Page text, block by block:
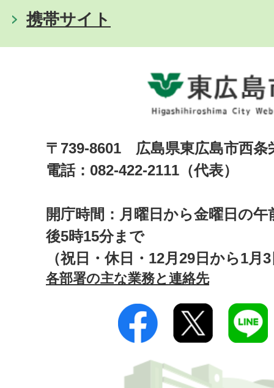
携帯サイト
〒739-8601 広島県東広島市西
電話：082-422-2111（代表）
開庁時間：月曜日から金曜日の午
後5時15分まで
（祝日・休日・12月29日から1月
各部署の主な業務と連絡先